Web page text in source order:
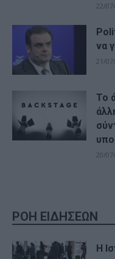
22/
να
21/
Το
20/
ΡΟΗ ΕΙΔΗΣΕΩΝ
Η